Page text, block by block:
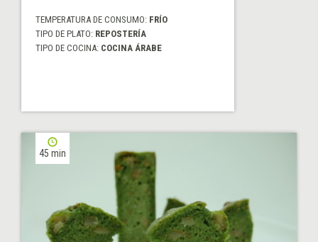
TEMPERATURA DE CONSUMO: FRÍO
TIPO DE PLATO: REPOSTERÍA
TIPO DE COCINA: COCINA ÁRABE
45 min